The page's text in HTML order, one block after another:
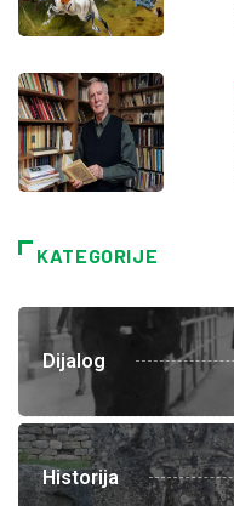
KATEGORIJE
Dijalog
Historija